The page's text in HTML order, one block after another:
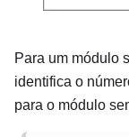
Para um módulo
identifica o
para o módulo